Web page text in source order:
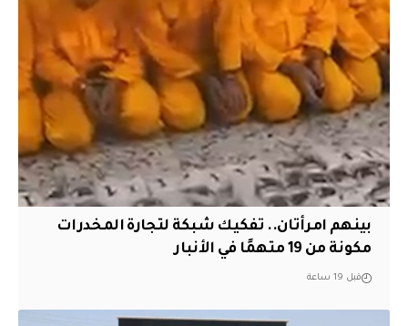
بينهم امرأتان.. تفكيك شبكة لتجارة المخدرات
مكونة من 19 متهمًا في الأنبار
قبل 19 ساعة